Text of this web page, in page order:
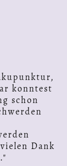
konntest
schon
Dank
."